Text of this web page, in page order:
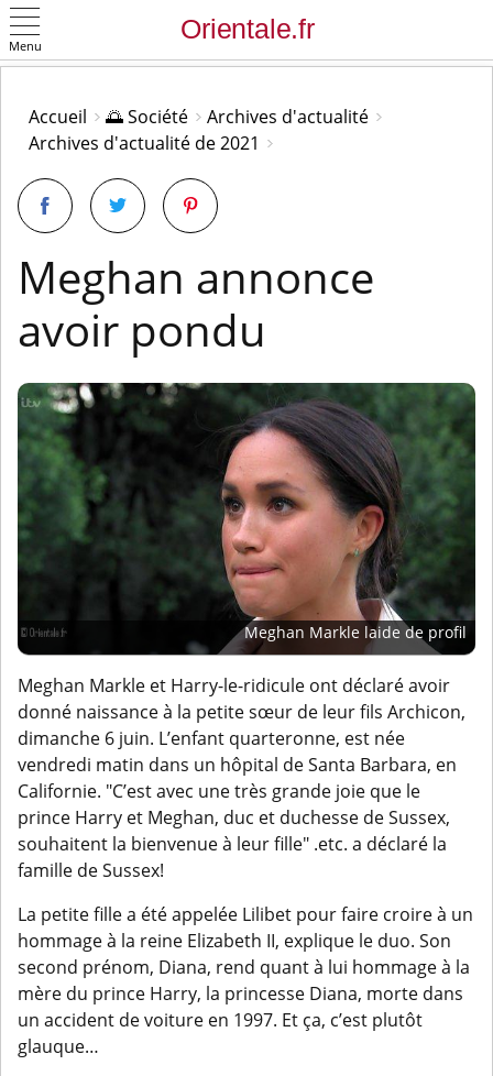
Menu
Accueil 🌅 Société
Archives d'actualité
Archives d'actualité de 2021
Meghan annonce
avoir pondu
Meghan Markle laide de profil
Meghan Markle et Harry-le-ridicule ont déclaré avoir
donné naissance à la petite sœur de leur fils Archicon,
dimanche 6 juin. L’enfant quarteronne, est née
vendredi matin dans un hôpital de Santa Barbara, en
Californie. "C’est avec une très grande joie que le
prince Harry et Meghan, duc et duchesse de Sussex,
souhaitent la bienvenue à leur fille" .etc. a déclaré la
famille de Sussex!
La petite fille a été appelée Lilibet pour faire croire à un
hommage à la reine Elizabeth II, explique le duo. Son
second prénom, Diana, rend quant à lui hommage à la
mère du prince Harry, la princesse Diana, morte dans
un accident de voiture en 1997. Et ça, c’est plutôt
glauque…